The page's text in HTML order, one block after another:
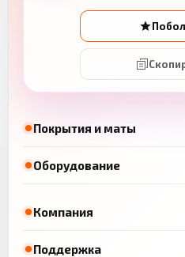
Покрытия и маты
Оборудование
Компания
Поддержка